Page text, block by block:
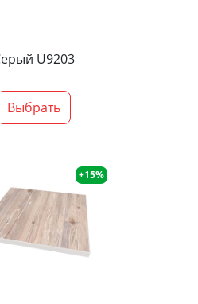
U9203
Выбрать
+15%